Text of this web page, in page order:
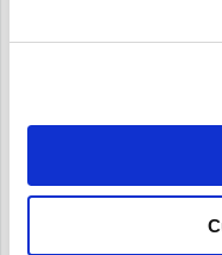
Omegaveer Volvo
P1800E 1800ES 140 164